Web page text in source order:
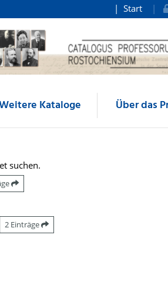
Start
Kataloge Über das
suchen.
2 Einträge